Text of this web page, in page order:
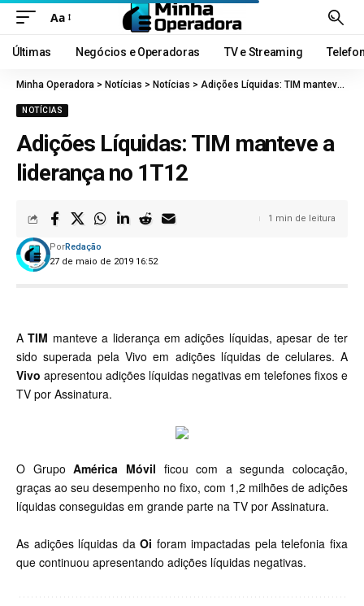
Aa
Últimas Negócios e Operadoras TV e Streaming
Minha Operadora > Notícias > Notícias > Adições Líquidas: TIM manteve a liderança no 1T12
NOTÍCIAS
Adições Líquidas: TIM manteve a
liderança no 1T12
27 de maio de 2019 16:52
PorRedação
1 min de leitura
ATIM manteve a liderança em adições líquidas, apesar de ter
sido superada pela Vivo em adições líquidas de celulares. A
Vivo apresentou adições líquidas negativas em telefones fixos e
TV por Assinatura.
O GrupoAmérica Móvil ficou com a segunda colocação,
graças ao seu desempenho no fixo, com 1,2 milhões de adições
líquidas conseguidas em grande parte na TV por Assinatura.
As adições líquidas daOi foram impactadas pela telefonia fixa
que continuou apresentando adições líquidas negativas.